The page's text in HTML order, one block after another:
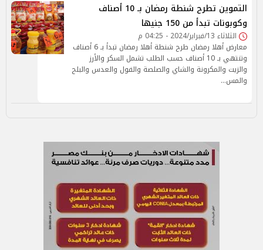
التموين تطرح شنطة رمضان بـ 10 أصناف
وكوبونات تبدأ من 150 جنيها
الثلاثاء 13/فبراير/2024 - 04:25 م
معارض أهلا رمضان طرح شنطة أهلا رمضان تبدأ بـ 6 أصناف
وتنتهي بـ 10 أصناف حسب الطلب تشمل السكر والأرز
والزيت والمكرونة والشاي والصلصة والفول والعدس والبلح
والمس…